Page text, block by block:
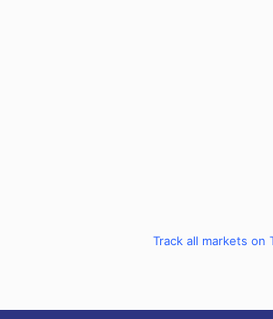
Track all markets on